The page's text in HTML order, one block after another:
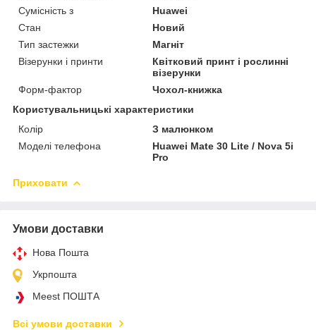
Сумісність з
Huawei
Стан
Новий
Тип застежки
Магніт
Візерунки і принти
Квітковий принт і рослинні
візерунки
Форм-фактор
Чохол-книжка
Користувальницькі характеристики
Колір
З малюнком
Моделі телефона
Huawei Mate 30 Lite / Nova 5i
Pro
Приховати
Умови доставки
Нова Пошта
Укрпошта
Meest ПОШТА
Всі умови доставки